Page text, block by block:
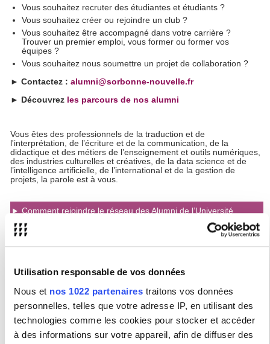
Utilisation responsable de vos données
Nous et nos 1022 partenaires traitons vos données
personnelles, telles que votre adresse IP, en utilisant des
technologies comme les cookies pour stocker et accéder
à des informations sur votre appareil, afin de diffuser des
Vous souhaitez recruter des étudiantes et étudiants ?
Vous souhaitez créer ou rejoindre un club ?
Vous souhaitez être accompagné dans votre carrière ?
Trouver un premier emploi, vous former ou former vos
équipes ?
Vous souhaitez nous soumettre un projet de collaboration ?
► Contactez : alumni@sorbonne-nouvelle.fr
► Découvrez les parcours de nos alumni
Vous êtes des professionnels de la traduction et de
l'interprétation, de l’écriture et de la communication, de la
didactique et des métiers de l’enseignement et outils numériques,
des industries culturelles et créatives, de la data science et de
l’intelligence artificielle, de l’international et de la gestion de
projets, la parole est à vous.
Comment rejoindre le réseau des Alumni de l’Université
Nouvelle ?
Comment exercer mes droits concernant les données
personnelles que je confie au réseau alumni ?
Comment dois-je communiquer sur mon diplôme sur les
réseaux ou auprès de mon employeur ?